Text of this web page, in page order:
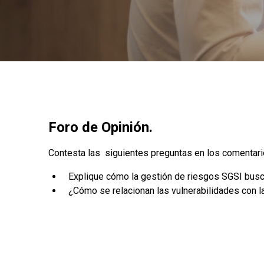
Foro de Opinión.
Contesta las siguientes preguntas en los
Explique cómo la gestión de riesgos SGSI
¿Cómo se relacionan las vulnerabilidades con